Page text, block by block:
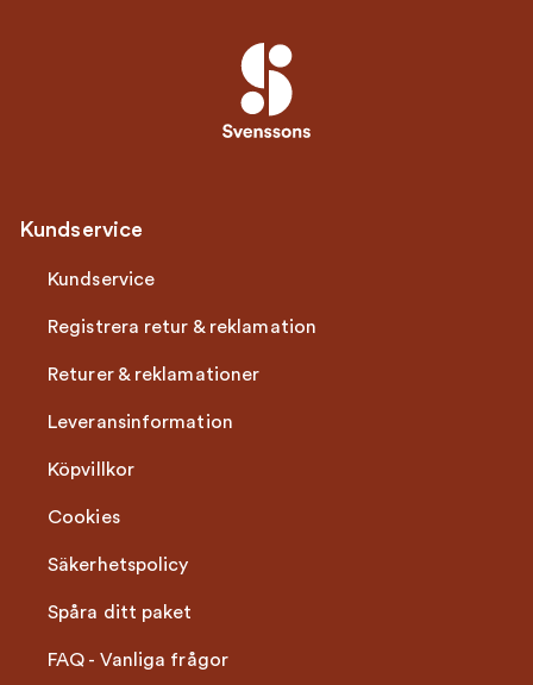
Kundservice
Kundservice
Registrera retur & reklamation
Returer & reklamationer
Leveransinformation
Köpvillkor
Cookies
Säkerhetspolicy
Spåra ditt paket
FAQ - Vanliga frågor